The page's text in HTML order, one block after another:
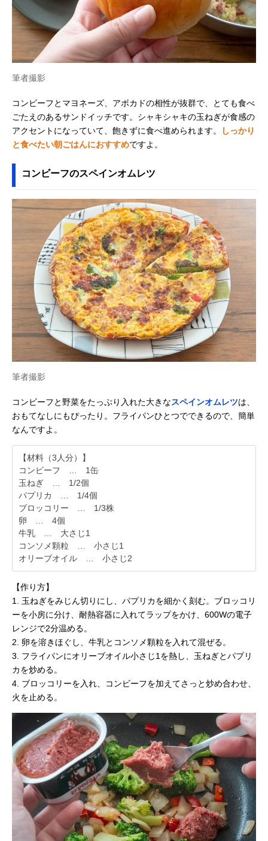
筆者撮影
コンビーフとマヨネーズ、アボカドの相性が抜群で、とても食べ
ごたえのあるサンドイッチです。シャキシャキの玉ねぎが食感の
アクセントになっていて、飽きずに食べ進められます。
しっかり
と食べたい朝ごはんにおすすめですよ。
コンビーフのスペインオムレツ
筆者撮影
コンビーフと野菜をたっぷり入れた大きなスペインオムレツは、
おもてなしにもぴったり。フライパンひとつでできるので、簡単
なんですよ。
【材料（3人分）】
コンビーフ … 1缶
玉ねぎ … 1/2個
パプリカ … 1/4個
ブロッコリー … 1/3株
卵 … 4個
牛乳 … 大さじ1
コンソメ顆粒 … 小さじ1
オリーブオイル … 小さじ2
【作り方】
1. 玉ねぎをみじん切りにし、パプリカを細かく刻む。ブロッコリ
ーを小房に分け、耐熱容器に入れてラップをかけ、600Wの電子
レンジで2分温める。
2. 卵を溶きほぐし、牛乳とコンソメ顆粒を入れて混ぜる。
3. フライパンにオリーブオイル小さじ1を熱し、玉ねぎとパプリ
カを炒める。
4. ブロッコリーを入れ、コンビーフを加えてさっと炒め合わせ、
火を止める。